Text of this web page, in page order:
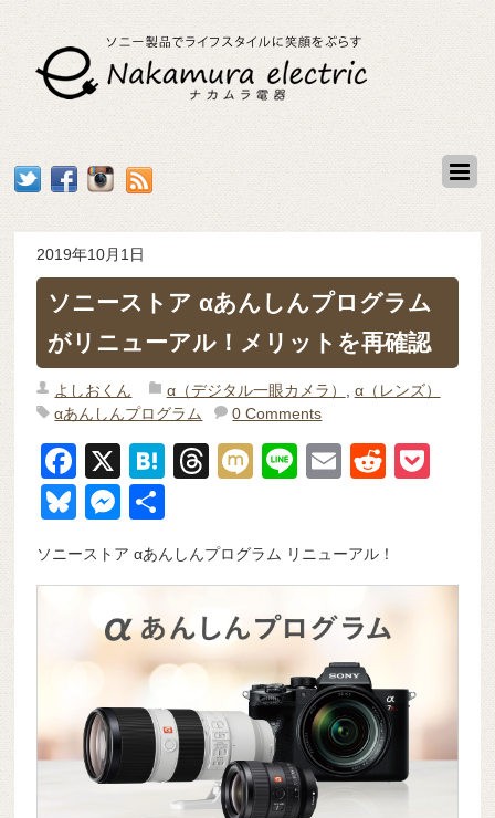
2019年10月1日
ソニーストア αあんしんプログラム
がリニューアル！メリットを再確認
よしおくん α（デジタル一眼カメラ）
α（レンズ）
αあんしんプログラム
0 Comments
F
a
c
e
o
o
k
X
H
n
T
a
s
M
Li
E
R
di
t
Bl
e
M
ss
e
n
g
er
ソニーストア αあんしんプログラム リニューアル！